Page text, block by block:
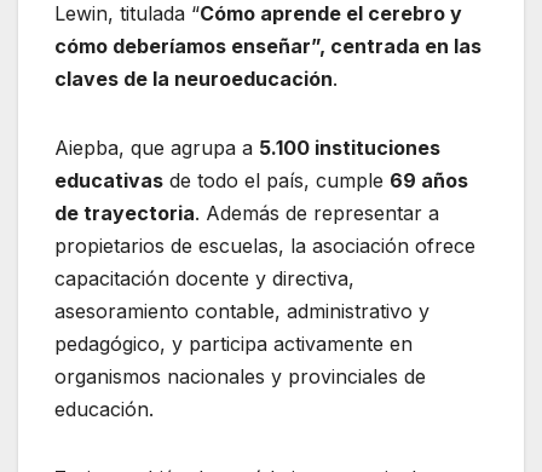
Lewin, titulada “Cómo aprende el cerebro y
cómo deberíamos enseñar”, centrada en las
claves de la neuroeducación.
Aiepba, que agrupa a 5.100 instituciones
educativas de todo el país, cumple 69 años
de trayectoria. Además de representar a
propietarios de escuelas, la asociación ofrece
capacitación docente y directiva,
asesoramiento contable, administrativo y
pedagógico, y participa activamente en
organismos nacionales y provinciales de
educación.